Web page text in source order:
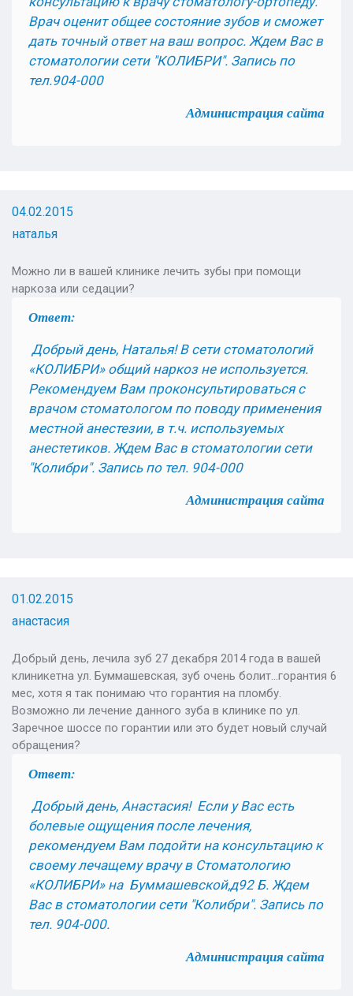
Врач оценит общее состояние зубов и сможет
дать точный ответ на ваш вопрос. Ждем Вас в
стоматологии сети "КОЛИБРИ". Запись по
тел.904-000
Администрация сайта
04.02.2015
наталья
Можно ли в вашей клинике лечить зубы при помощи
наркоза или седации?
Ответ:
Добрый день, Наталья!В сети стоматологий
«КОЛИБРИ» общий наркоз не используется.
Рекомендуем Вам проконсультироваться с
врачом стоматологом по поводу применения
местной анестезии, в т.ч. используемых
анестетиков. Ждем Вас в стоматологии сети
"Колибри". Запись по тел. 904-000
Администрация сайта
01.02.2015
анастасия
Добрый день, лечила зуб 27 декабря 2014 года в вашей
клиникетна ул. Буммашевская, зуб очень болит...горантия 6
мес, хотя я так понимаю что горантия на пломбу.
Возможно ли лечение данного зуба в клинике по ул.
Заречное шоссе по горантии или это будет новый случай
обращения?
Ответ:
Добрый день, Анастасия! Если у Вас есть
болевые ощущения после лечения,
рекомендуем Вам подойти на консультацию к
своему лечащему врачу в Стоматологию
«КОЛИБРИ» на Буммашевской,д92 Б. Ждем
Вас в стоматологии сети "Колибри". Запись по
тел. 904-000.
Администрация сайта